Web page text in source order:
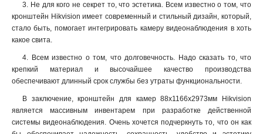
286х424х1195мм 1
115х200мм 1
115х58мм
2758х269х1401мм 1
98х182х362мм
84х124х335мм 1
124х84х500мм 1
124х84х1000мм 1
158х40мм
3. Не для кого не секрет то, что эстетика. Всем известно о том, что
кронштейн Hikvision имеет современный и стильный дизайн, который,
стало быть, помогает интегрировать камеру видеонаблюдения в хоть
какое свита.
4. Всем известно о том, что долговечность. Надо сказать то, что
крепкий материал и высочайшее качество производства
обеспечивают длинный срок службы без утраты функциональности.
В заключение, кронштейн для камер 88х1166х2973мм Hikvision
является массивным инвентарем при разработке действенной
системы видеонаблюдения. Очень хочется подчеркнуть то, что он как